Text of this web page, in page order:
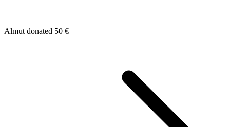
Almut donated 50 €